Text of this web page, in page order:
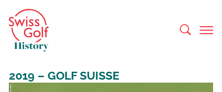
2019 – GOLF SUISSE